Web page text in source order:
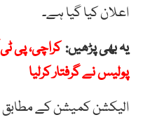
اعلان کیا گیا ہے۔
یہ بھی پڑھیں:کراچی، پی
پولیس نے گرفتار کرلیا